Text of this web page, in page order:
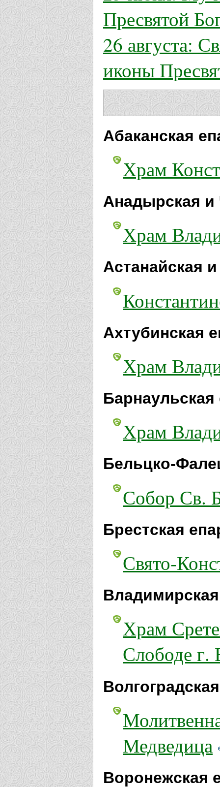
Пресвятой
26 августа:
иконы
Абаканская
Храм
Анадырская и
Храм
Астанайская
Ахтубинская
Храм
Храм
Бельцко-
Собор Св.
Брестская
Свято-
Храм
Слободе г.
Медведица
Воронежская